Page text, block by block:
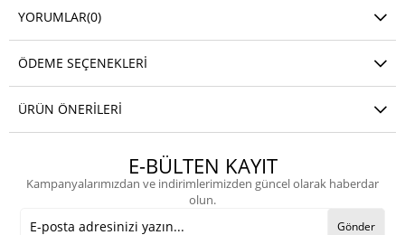
YORUMLAR(0)
ÖDEME SEÇENEKLERI
ÜRÜN ÖNERILERI
E-BÜLTEN KAYIT
Kampanyalarımızdan ve indirimlerimizden güncel olarak haberdar
olun.
Gönder